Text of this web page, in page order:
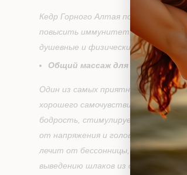
Кедр Горного Алтая поможет Вам
повысить иммунитет, сохранить
душевные и физические силы.
Общий массаж для двоих 60 мин.
Один из самых приятных способов
хорошего самочувствия или
бодрость, стимулирует и
от напряжения и головной боли,
лечит от бессонницы,
выведению шлаков из организма,